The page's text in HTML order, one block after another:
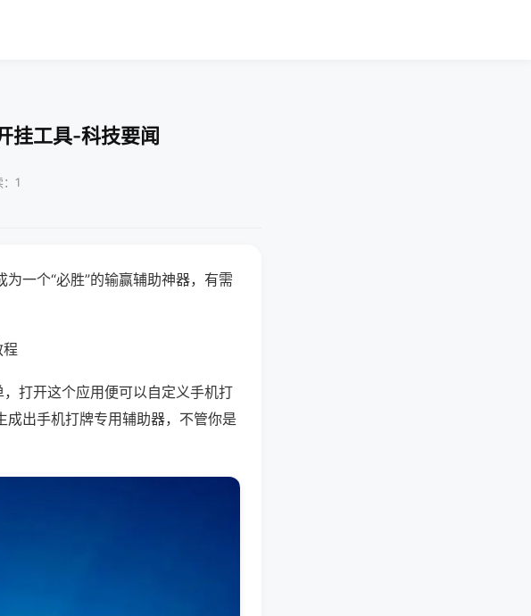
挂工具-科技要闻
1
一个“必胜”的输赢辅助神器，有需
打开这个应用便可以自定义手机打
出手机打牌专用辅助器，不管你是